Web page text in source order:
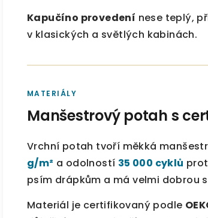
Kapučíno provedení nese teplý,
v klasických a světlých kabinách.
MATERIÁLY
Manšestrový potah s
Vrchní potah tvoří měkká
g/m² a odolností 35 000 cyklů
psím drápkům a má velmi dobrou
Materiál je certifikovaný podle